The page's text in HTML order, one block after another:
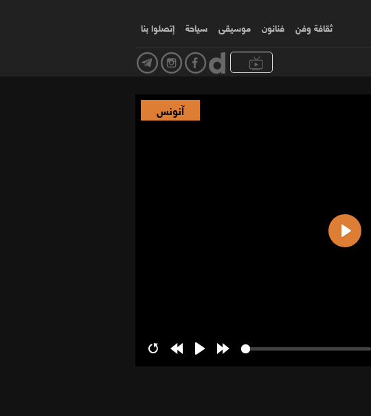
ثقافة وفن فنانون موسیقی سياحة إتصلوا بنا
Play
آنونس